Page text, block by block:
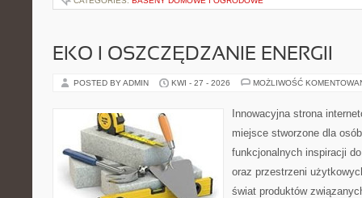
EKO I OSZCZĘDZANIE ENERGII
POSTED BY ADMIN KWI - 27 - 2026 MOŻLIWOŚĆ
Innowacyjna strona
miejsce stworzone dla
funkcjonalnych inspiracji
oraz przestrzeni
świat produktów